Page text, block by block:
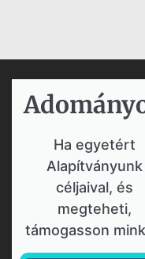
Ha egyetért
Alapítványunk
céljaival, és
megteheti,
támogasson